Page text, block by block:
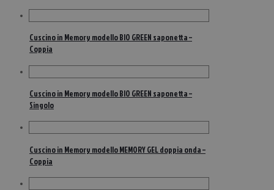
Cuscino in Memory modello BIO GREEN saponetta –
Coppia
Cuscino in Memory modello BIO GREEN saponetta –
Singolo
Cuscino in Memory modello MEMORY GEL doppia onda –
Coppia